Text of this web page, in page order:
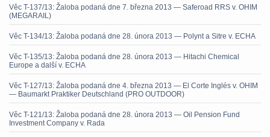
Věc T-137/13: Žaloba podaná dne 7. března 2013 — Saferoad RRS v. OHIM
(MEGARAIL)
Věc T-134/13: Žaloba podaná dne 28. února 2013 — Polynt a Sitre v. ECHA
Věc T-135/13: Žaloba podaná dne 28. února 2013 — Hitachi Chemical
Europe a další v. ECHA
Věc T-127/13: Žaloba podaná dne 4. března 2013 — El Corte Inglés v. OHIM
— Baumarkt Praktiker Deutschland (PRO OUTDOOR)
Věc T-121/13: Žaloba podaná dne 28. února 2013 — Oil Pension Fund
Investment Company v. Rada